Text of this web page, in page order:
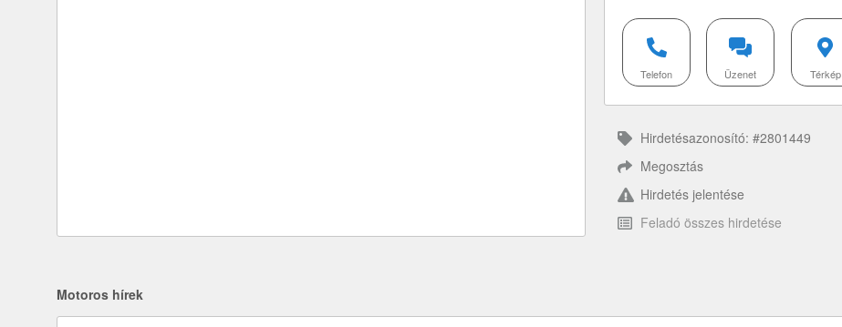
Telefon Üzenet Térkép
Hirdetésazonosító: #2801449
Megosztás
Hirdetés jelentése
Feladó összes hirdetése
Motoros hírek